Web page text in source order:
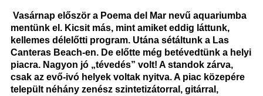
Vasárnap először a Poema del Mar nevű aquariumba
mentünk el. Kicsit más, mint amiket eddig láttunk,
kellemes délelőtti program. Utána sétáltunk a Las
Canteras Beach-en. De előtte még betévedtünk a helyi
piacra. Nagyon jó „tévedés” volt! A standok zárva,
csak az evő-ivó helyek voltak nyitva. A piac közepére
települt néhány zenész szintetizátorral, gitárral,